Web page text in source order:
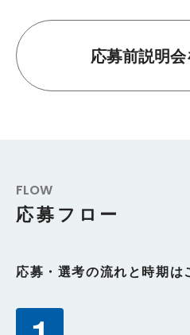
応募前説明
FLOW
応募フロー
応募・選考の流れと時期は